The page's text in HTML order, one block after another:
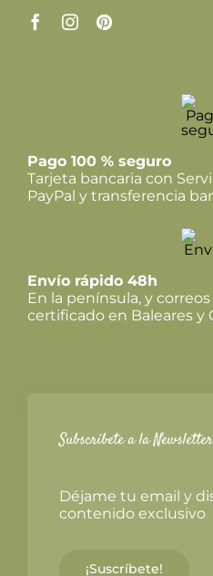
Pago 100 % seguro
Tarjeta bancaria con
PayPal y transferencia
Envío rápido 48h
En la península, y correos
certificado en Baleares y
Subscríbete a la Newsletter
Déjame tu email y
contenido exclusivo
¡Suscríbete!